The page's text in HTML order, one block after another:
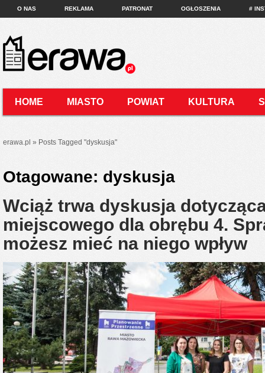
O NAS REKLAMA PATRONAT OGŁOSZENIA #
HOME MIASTO POWIAT KULTURA
erawa.pl » Posts Tagged "dyskusja"
Otagowane: dyskusja
Wciąż trwa dyskusja
miejscowego dla obrębu 4.
możesz mieć na niego wpływ